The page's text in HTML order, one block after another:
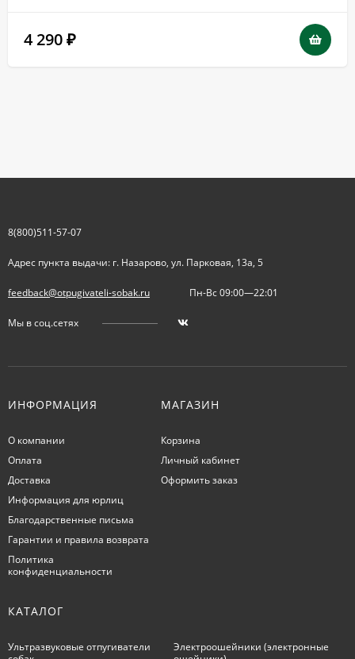
4 290 ₽
8(800)511-57-07
Адрес пункта выдачи: г. Назарово, ул. Парковая, 13а, 5
feedback@otpugivateli-sobak.ru Пн-Вс 09:00—22:01
Мы в соц.сетях
ИНФОРМАЦИЯ
О компании
Оплата
Доставка
Информация для юрлиц
Благодарственные письма
Гарантии и правила возврата
Политика
конфиденциальности
МАГАЗИН
Корзина
Личный кабинет
Оформить заказ
КАТАЛОГ
Ультразвуковые отпугиватели
Электроошейники (электронные